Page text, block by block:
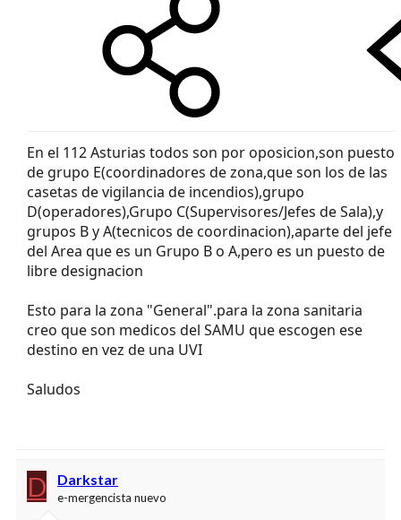
En el 112 Asturias todos son por oposicion,son puesto
de grupo E(coordinadores de zona,que son los de las
casetas de vigilancia de incendios),grupo
D(operadores),Grupo C(Supervisores/Jefes de Sala),y
grupos B y A(tecnicos de coordinacion),aparte del jefe
del Area que es un Grupo B o A,pero es un puesto de
libre designacion
Esto para la zona "General".para la zona sanitaria
creo que son medicos del SAMU que escogen ese
destino en vez de una UVI
Saludos
D Darkstar
e-mergencista nuevo